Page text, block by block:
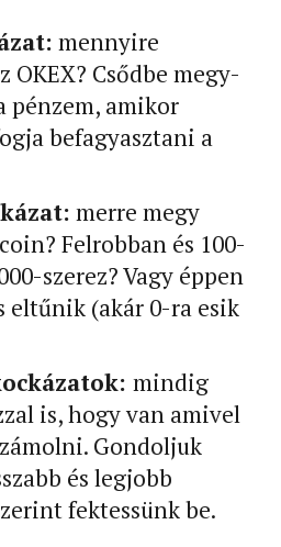
mennyire
OKEX? Csődbe megy-
pénzem, amikor
befagyasztani a
merre megy
Felrobban és 100-
szerez? Vagy éppen
eltűnik (akár 0-ra esik
mindig
is, hogy van amivel
Gondoljuk
és legjobb
fektessünk be.